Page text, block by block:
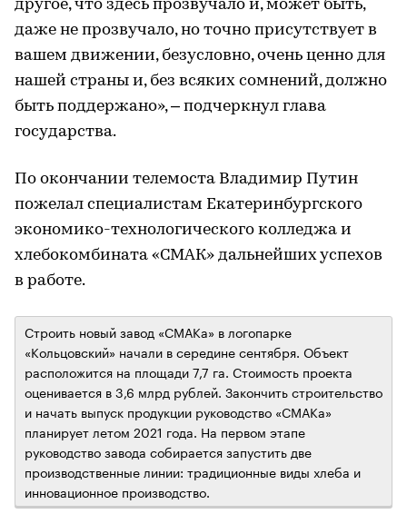
другое, что здесь прозвучало и, может быть,
даже не прозвучало, но точно присутствует в
вашем движении, безусловно, очень ценно для
нашей страны и, без всяких сомнений, должно
быть поддержано», – подчеркнул глава
государства.
По окончании телемоста Владимир Путин
пожелал специалистам Екатеринбургского
экономико-технологического колледжа и
хлебокомбината «СМАК» дальнейших успехов
в работе.
Строить новый завод «СМАКа» в логопарке
«Кольцовский» начали в середине сентября. Объект
расположится на площади 7,7 га. Стоимость проекта
оценивается в 3,6 млрд рублей. Закончить строительство
и начать выпуск продукции руководство «СМАКа»
планирует летом 2021 года. На первом этапе
руководство завода собирается запустить две
производственные линии: традиционные виды хлеба и
инновационное производство.